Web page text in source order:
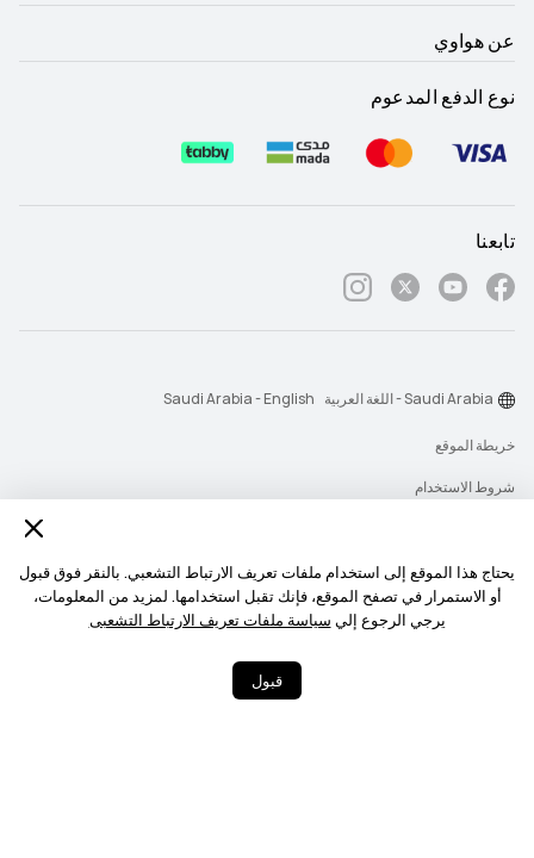
يحتاج هذا الموقع إلى استخدام ملفات تعريف الارتباط التشعبي. بالنقر فوق قبول
أو الاستمرار في تصفح الموقع، فإنك تقبل استخدامها. لمزيد من المعلومات،
يرجي الرجوع إلي سياسة ملفات تعريف الارتباط التشعبى
قبول
عن هواوي
نوع الدفع المدعوم
تابعنا
خريطة الموقع
شروط الاستخدام
الكوكيز
سياسة رسائل الإشعارات
Saudi Arabia - اللغة العربية Saudi Arabia - English